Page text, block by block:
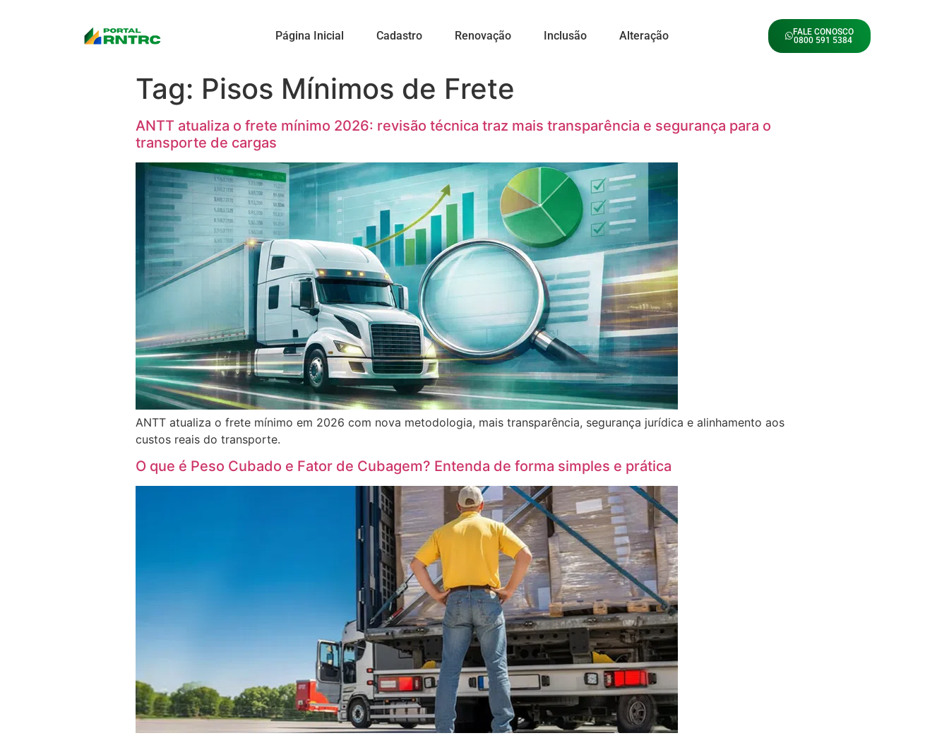
Página Inicial Cadastro Renovação Inclusão Alteração
FALE CONOSCO
0800 591 5384
Tag: Pisos Mínimos de Frete
ANTT atualiza o frete mínimo 2026: revisão técnica traz mais transparência e segurança para o
transporte de cargas
ANTT atualiza o frete mínimo em 2026 com nova metodologia, mais transparência, segurança jurídica e alinhamento aos
custos reais do transporte.
O que é Peso Cubado e Fator de Cubagem? Entenda de forma simples e prática